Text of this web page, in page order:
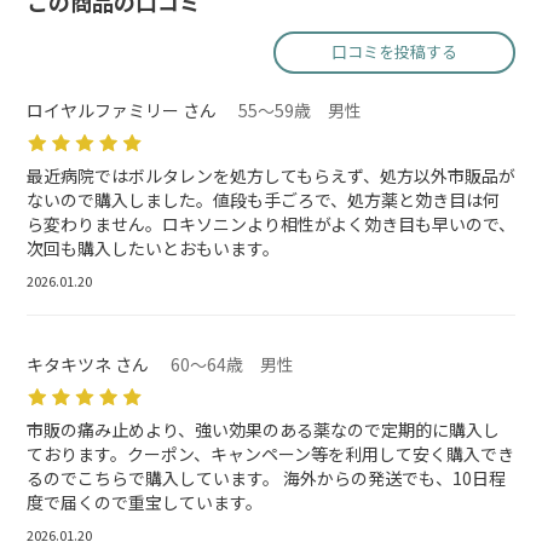
口コミを投稿する
ロイヤルファミリー さん 55～59歳 男性
最近病院ではボルタレンを処方してもらえず、処方以外市販品が
ないので購入しました。値段も手ごろで、処方薬と効き目は何
ら変わりません。ロキソニンより相性がよく効き目も早いので、
次回も購入したいとおもいます。
2026.01.20
キタキツネ さん 60～64歳 男性
市販の痛み止めより、強い効果のある薬なので定期的に購入し
ております。クーポン、キャンペーン等を利用して安く購入でき
るのでこちらで購入しています。 海外からの発送でも、10日程
度で届くので重宝しています。
2026.01.20